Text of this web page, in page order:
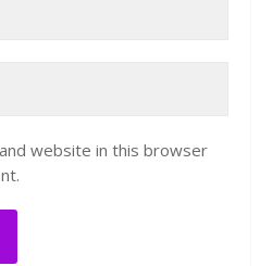
website in this browser